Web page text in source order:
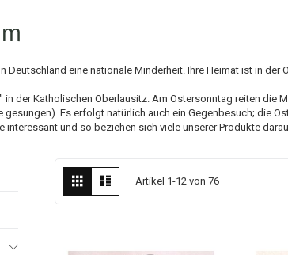
eine nationale Minderheit. Ihre Heimat ist in
der Katholischen Oberlausitz. Am Ostersonntag reiten
Es erfolgt natürlich auch ein Gegenbesuch; die
und so beziehen sich viele unserer Produkte
Ansicht
als
Raster Artikel 1-12 von 76